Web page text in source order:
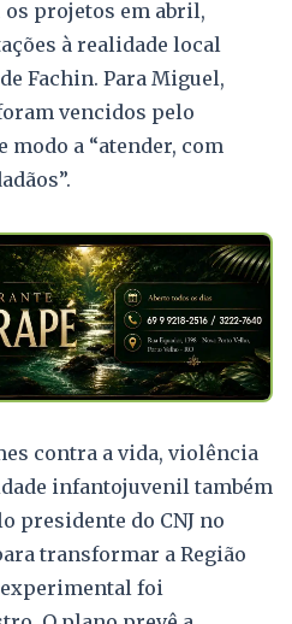
projetos em abril,
à realidade local
Fachin. Para Miguel,
vencidos pelo
a “atender, com
contra a vida, violência
infantojuvenil também
presidente do CNJ no
transformar a Região
foi